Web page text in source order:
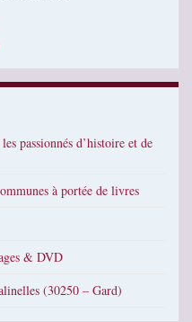
passionnés d’histoire et de
à portée de livres
& DVD
(30250 – Gard)